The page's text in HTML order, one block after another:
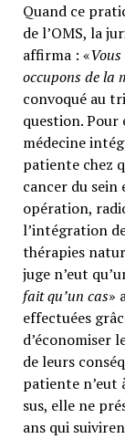
Quand ce
de l’OMS, la
affirma : «
occupons de la
convoqué au
question. Pour
médecine
patiente chez
cancer du
opération,
l’intégration
thérapies
juge n’eut
fait qu’un cas»
effectuées
d’économiser
de leurs
patiente n’eut
sus, elle ne
ans qui